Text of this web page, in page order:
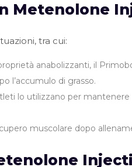
Metenolone
tra cui:
anabolizzanti, il
l’accumulo di grasso.
lo utilizzano per
muscolare dopo